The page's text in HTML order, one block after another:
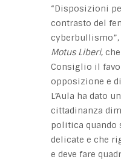
“Disposizioni
contrasto del
cyberbullismo”,
Motus Liberi,
Consiglio il
opposizione e
L’Aula ha dato
cittadinanza
politica quando
delicate e che
e deve fare